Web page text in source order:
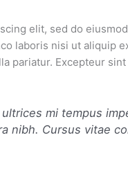
elit, sed do
laboris nisi ut aliquip
pariatur. Excepteur
mi tempus
nibh. Cursus vitae